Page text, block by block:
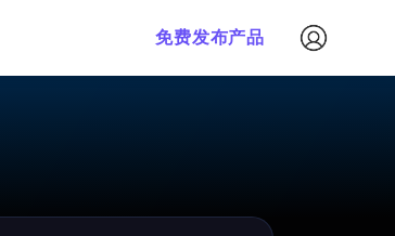
免费发布产品